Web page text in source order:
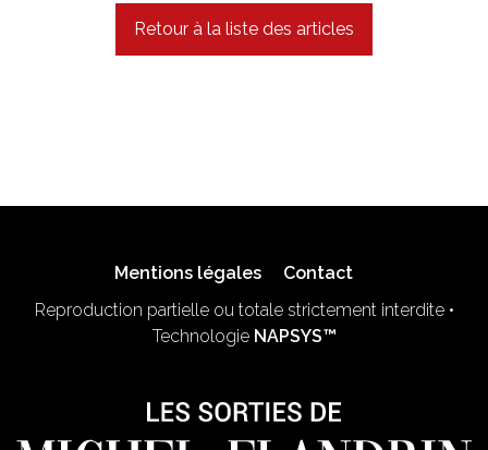
Retour à la liste des articles
Mentions légales
Contact
Reproduction partielle ou totale strictement interdite •
Technologie NAPSYS™